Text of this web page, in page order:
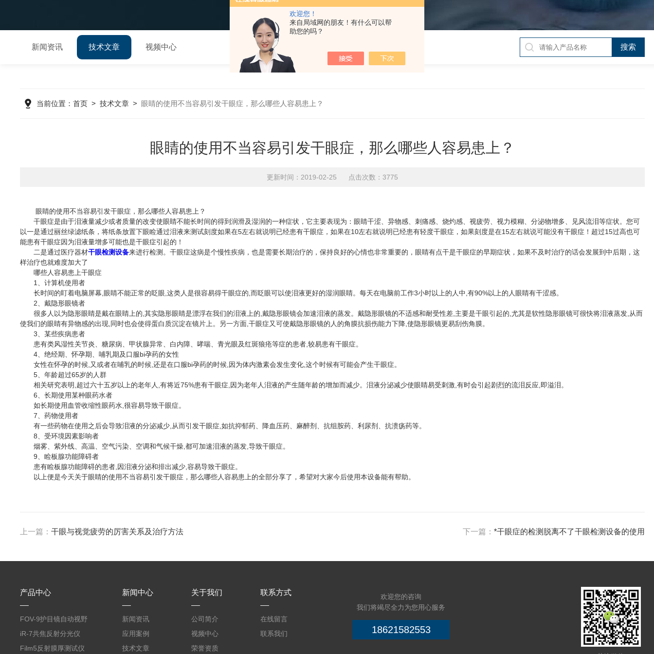
欢迎您！
来自局域网的朋友！有什么可以帮
助您的吗？
新闻资讯 技术文章 视频中心
当前位置： 首页> 技术文章> 眼睛的使用不当容易引发干眼症，那么哪些人容易患上？
眼睛的使用不当容易引发干眼症，那么哪些人容易患上？
更新时间：2019-02-25 点击次数：3775
眼睛的使用不当容易引发干眼症，那么哪些人容易患上？
干眼症是由于泪液量减少或者质量的改变使眼睛不能长时间的得到润滑及湿润的一种症状，它主要表现为：眼睛干涩、异物感、刺痛感、烧灼感、视疲劳、视力模糊、分泌物增多、见风流泪等症状。您可
以一是通过丽丝绿滤纸条，将纸条放置下眼睑通过泪液来测试刻度如果在5左右就说明已经患有干眼症，如果在10左右就说明已经患有轻度干眼症，如果刻度是在15左右就说可能没有干眼症！超过15过高也可
能患有干眼症因为泪液量增多可能也是干眼症引起的！
二是通过医疗器材干眼检测设备来进行检测。干眼症这病是个慢性疾病，也是需要长期治疗的，保持良好的心情也非常重要的，眼睛有点干是干眼症的早期症状，如果不及时治疗的话会发展到中后期，这
样治疗也就难度加大了
哪些人容易患上干眼症
1、计算机使用者
长时间的盯着电脑屏幕,眼睛不能正常的眨眼,这类人是很容易得干眼症的,而眨眼可以使泪液更好的湿润眼睛。每天在电脑前工作3小时以上的人中,有90%以上的人眼睛有干涩感。
2、戴隐形眼镜者
很多人以为隐形眼睛是戴在眼睛上的,其实隐形眼睛是漂浮在我们的泪液上的,戴隐形眼镜会加速泪液的蒸发。戴隐形眼镜的不适感和耐受性差,主要是干眼引起的,尤其是软性隐形眼镜可很快将泪液蒸发,从而
使我们的眼睛有异物感的出现,同时也会使得蛋白质沉淀在镜片上。另一方面,干眼症又可使戴隐形眼镜的人的角膜抗损伤能力下降,使隐形眼镜更易刮伤角膜。
3、某些疾病患者
患有类风湿性关节炎、糖尿病、甲状腺异常、白内障、哮喘、青光眼及红斑狼疮等症的患者,较易患有干眼症。
4、绝经期、怀孕期、哺乳期及口服bi孕药的女性
女性在怀孕的时候,又或者在哺乳的时候,还是在口服bi孕药的时候,因为体内激素会发生变化,这个时候有可能会产生干眼症。
5、年龄超过65岁的人群
相关研究表明,超过六十五岁以上的老年人,有将近75%患有干眼症,因为老年人泪液的产生随年龄的增加而减少。泪液分泌减少使眼睛易受刺激,有时会引起剧烈的流泪反应,即溢泪。
6、长期使用某种眼药水者
如长期使用血管收缩性眼药水,很容易导致干眼症。
7、药物使用者
有一些药物在使用之后会导致泪液的分泌减少,从而引发干眼症,如抗抑郁药、降血压药、麻醉剂、抗组胺药、利尿剂、抗溃疡药等。
8、受环境因素影响者
烟雾、紫外线、高温、空气污染、空调和气候干燥,都可加速泪液的蒸发,导致干眼症。
9、睑板腺功能障碍者
患有睑板腺功能障碍的患者,因泪液分泌和排出减少,容易导致干眼症。
以上便是今天关于眼睛的使用不当容易引发干眼症，那么哪些人容易患上的全部分享了，希望对大家今后使用本设备能有帮助。
上一篇： 干眼与视觉疲劳的厉害关系及治疗方法 下一篇：*干眼症的检测脱离不了干眼检测设备的使用
产品中心
FOV-9护目镜自动视野
测试仪
iR-7共焦反射分光仪
Film5反射膜厚测试仪
新闻中心
新闻资讯
应用案例
技术文章
关于我们
公司简介
视频中心
荣誉资质
联系方式
在线留言
联系我们
欢迎您的咨询
我们将竭尽全力为您用心服务
18621582553